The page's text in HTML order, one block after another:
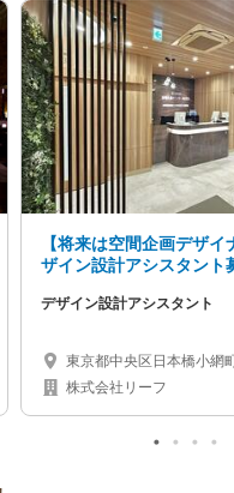
【将来は空間企画デザイ
ザイン設計アシスタント
デザイン設計アシスタント
東京都中央区日本橋小網
7F （茅場町駅から3分）
株式会社リーフ